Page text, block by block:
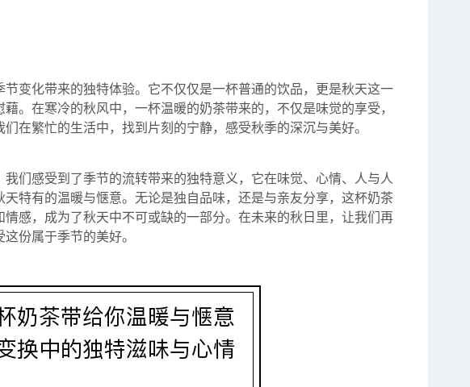
变化带来的独特体验。它不仅仅是一杯普通的饮品，更是秋天这一
。在寒冷的秋风中，一杯温暖的奶茶带来的，不仅是味觉的享受，
在繁忙的生活中，找到片刻的宁静，感受秋季的深沉与美好。
们感受到了季节的流转带来的独特意义，它在味觉、心情、人与人
天特有的温暖与惬意。无论是独自品味，还是与亲友分享，这杯奶茶
感，成为了秋天中不可或缺的一部分。在未来的秋日里，让我们再
份属于季节的美好。